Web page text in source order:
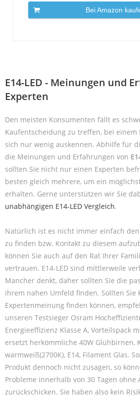
Bei Amazon
E14-LED - Meinungen und
Experten
Den meisten Konsumenten fällt es
Kaufentscheidung zu treffen, bei einem
sich nur wenig auskennen. Abhilfe für
die Meinungen und Erfahrungen von
sollten Sie nicht nur einen Experten
besten gleich mehrere, um ein
erhalten. Gerne unterstützen wir Sie
unabhängigen E14-LED Vergleich.
Natürlich ist es nicht immer einfach
zu finden bzw. Kontakt zu diesem
können Sie auch auf den Rat Ihrer
vertrauen. E14-LED sind mittlerweile
Mancher denkt, daher sollten Sie die
ihrem nahen Umfeld finden. Sollten Sie
Expertenmeinung finden können,
unseren Testsieger Osram
Energieeffizienz Klasse A, Vorteilspack
ersetzt herkömmliche 40W Glühbirnen,
warmweiß(2700K), E14, Filament Glas.
Produkt dennoch nicht zusagen, so
Probleme innerhalb von 30 Tagen ohne
zurückschicken. Sie haben also kein